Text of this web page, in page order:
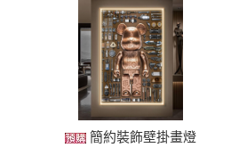
簡約裝飾壁掛畫燈